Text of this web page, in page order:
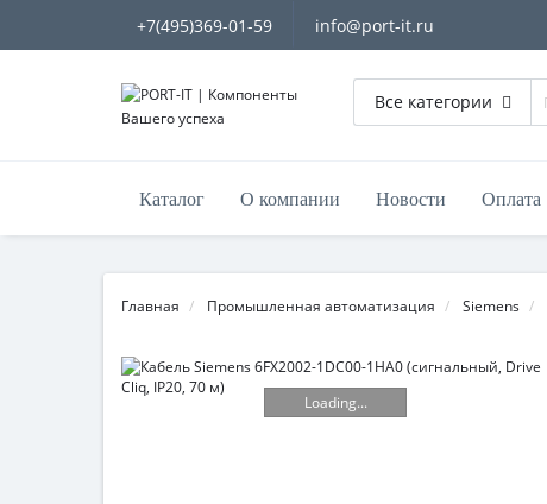
+7(495)369-01-59 info@port-it.ru
Все категории
Каталог О компании Новости Оплата
Главная Промышленная автоматизация Siemens
Loading...